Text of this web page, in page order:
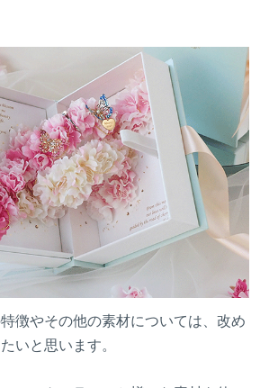
徴やその他の素材については、改め
いと思います。